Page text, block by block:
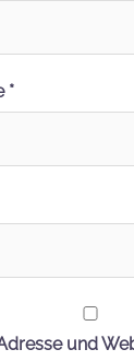
*
und